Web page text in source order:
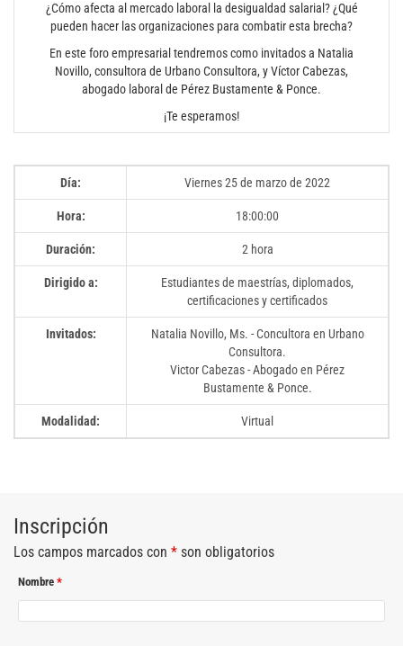
¿Cómo afecta al mercado laboral la desigualdad salarial? ¿Qué
pueden hacer las organizaciones para combatir esta brecha?
En este foro empresarial tendremos como invitados a Natalia
Novillo, consultora de Urbano Consultora, y Víctor Cabezas,
abogado laboral de Pérez Bustamente & Ponce.
¡Te esperamos!
Día: Viernes 25 de marzo de 2022
Hora: 18:00:00
Duración: 2 hora
Dirigido a:
Estudiantes de maestrías, diplomados,
certificaciones y certificados
Invitados:
Natalia Novillo, Ms. - Concultora en Urbano
Consultora.
Victor Cabezas - Abogado en Pérez
Bustamente & Ponce.
Modalidad: Virtual
Inscripción
Los campos marcados con * son obligatorios
Nombre *